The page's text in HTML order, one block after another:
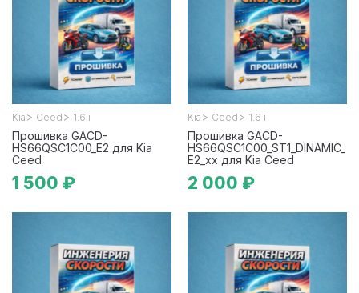
Kia > Ceed > 1.6 i
Прошивка GACD-
HS66QSC1C00_E2 для Kia
Ceed
1 500 ₽
Kia > Ceed > 1.6 i
Прошивка GACD-
HS66QSC1C00_ST1_DINAMIC_
E2_xx для Kia Ceed
2 000 ₽